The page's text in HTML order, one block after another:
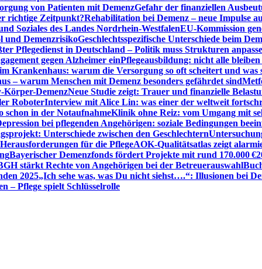
von Patienten mit DemenzGefahr der finanziellen
richtige Zeitpunkt?Rehabilitation bei Demenz – neue Impulse
Soziales des Landes Nordrhein-WestfalenEU-Kommission
und DemenzrisikoGeschlechtsspezifische Unterschiede beim
Pflegedienst in Deutschland – Politik muss Strukturen
gegen Alzheimer einPflegeausbildung: nicht alle bleiben
Krankenhaus: warum die Versorgung so oft scheitert und was
– warum Menschen mit Demenz besonders gefährdet sind
Körper-DemenzNeue Studie zeigt: Trauer und finanzielle
RoboterInterview mit Alice Lin: was einer der weltweit
schon in der NotaufnahmeKlinik ohne Reiz: vom Umgang mit
bei pflegenden Angehörigen: soziale Bedingungen
Unterschiede zwischen den Geschlechtern
für die PflegeAOK-Qualitätsatlas zeigt
Bayerischer Demenzfonds fördert Projekte mit rund 170.000 €
stärkt Rechte von Angehörigen bei der Betreuerauswahl
2025„Ich sehe was, was Du nicht siehst….“: Illusionen bei
– Pflege spielt Schlüsselrolle